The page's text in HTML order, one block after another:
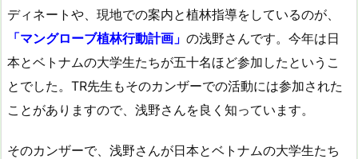
ディネートや、現地での案内と植林指導をしているのが、
「マングローブ植林行動計画」 の浅野さんです。今年は日
本とベトナムの大学生たちが五十名ほど参加したというこ
とでした。TR先生もそのカンザーでの活動には参加された
ことがありますので、浅野さんを良く知っています。
そのカンザーで、浅野さんが日本とベトナムの大学生たち